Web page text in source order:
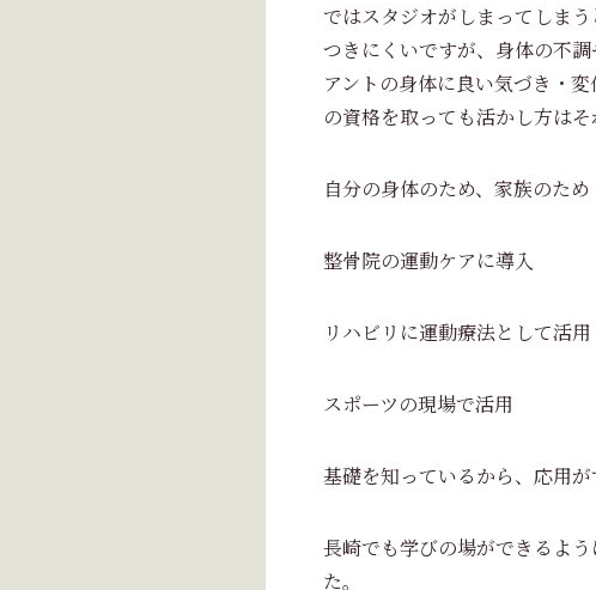
ではスタジオがしまってしま
つきにくいですが、身体の不
アントの身体に良い気づき・
の資格を取っても活かし方はそ
自分の身体のため、家族のため
整骨院の運動ケアに導入
リハビリに運動療法として活用
スポーツの現場で活用
基礎を知っているから、応用
長崎でも学びの場ができるよ
た。